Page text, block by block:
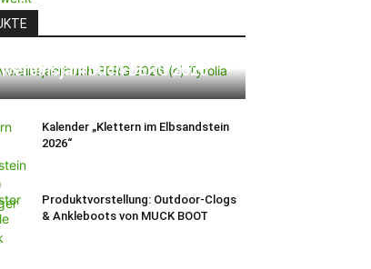
BERG 2026
Kalender „Klettern im Elbsandstein
2026“
Produktvorstellung: Outdoor-Clogs
& Ankleboots von MUCK BOOT